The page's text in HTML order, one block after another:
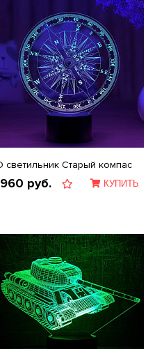
светильник Старый компас
руб. КУПИТЬ